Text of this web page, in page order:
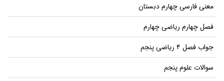
معنی فارسی چهارم دبستان
فصل چهارم ریاضی چهارم
جواب فصل ۴ ریاضی پنجم
سوالات علوم پنجم